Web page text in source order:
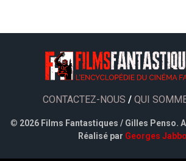
CONTACTEZ-NOUS / QUI
© 2026 Films Fantastiques / Gilles Penso.
Réalisé par Georges